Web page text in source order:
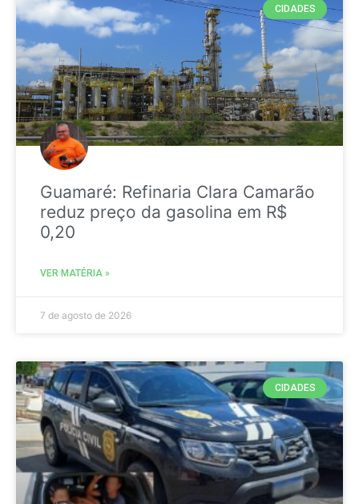
CIDADES
Guamaré: Refinaria Clara Camarão
reduz preço da gasolina em R$
0,20
VER MATÉRIA »
7 de agosto de 2026
CIDADES